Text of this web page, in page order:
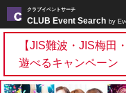
クラブイベントサーチ
CLUB Event Search by
【JIS難波・JIS梅田
遊べるキャンペーン